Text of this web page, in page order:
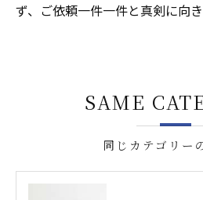
ず、ご依頼一件一件と真剣に向き
同じカテゴリー
SAME